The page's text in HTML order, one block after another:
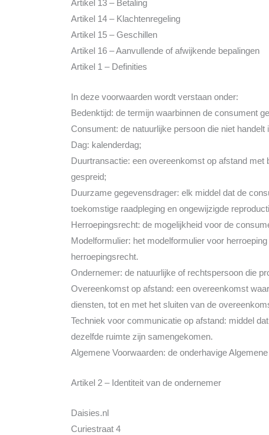
Artikel 13 – Betaling
Artikel 14 – Klachtenregeling
Artikel 15 – Geschillen
Artikel 16 – Aanvullende of afwijkende bepalingen
Artikel 1 – Definities
In deze voorwaarden wordt verstaan onder:
Bedenktijd: de termijn waarbinnen de consument
Consument: de natuurlijke persoon die niet
Dag: kalenderdag;
Duurtransactie: een overeenkomst op afstand
gespreid;
Duurzame gegevensdrager: elk middel dat de
toekomstige raadpleging en ongewijzigde
Herroepingsrecht: de mogelijkheid voor de
Modelformulier: het modelformulier voor
herroepingsrecht.
Ondernemer: de natuurlijke of rechtspersoon die
Overeenkomst op afstand: een overeenkomst
diensten, tot en met het sluiten van de
Techniek voor communicatie op afstand: middel
dezelfde ruimte zijn samengekomen.
Algemene Voorwaarden: de onderhavige
Artikel 2 – Identiteit van de ondernemer
Daisies.nl
Curiestraat 4